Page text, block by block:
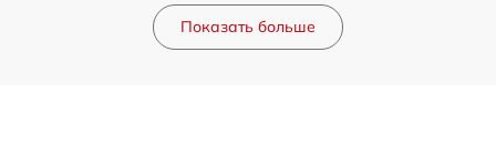
Показать больше